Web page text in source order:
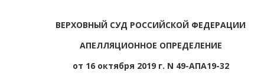
ВЕРХОВНЫЙ СУД РОССИЙСКОЙ ФЕДЕРАЦИИ
АПЕЛЛЯЦИОННОЕ ОПРЕДЕЛЕНИЕ
от 16 октября 2019 г. N 49-АПА19-32